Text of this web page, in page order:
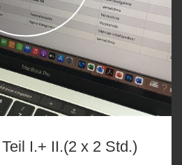
I.+ II.(2 x 2 Std.)